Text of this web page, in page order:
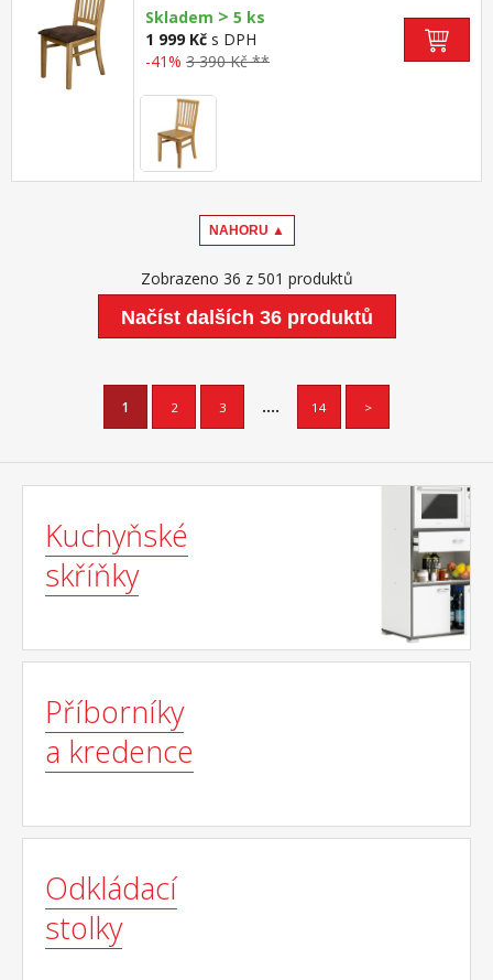
stolu 4840
Skladem > 5 ks
1 999 Kč s DPH
-41% 3 390 Kč **
NAHORU ▲
Zobrazeno 36 z 501 produktů
Načíst dalších 36 produktů
1 2 3 .... 14 >
Kuchyňské
skříňky
Příborníky
a kredence
Odkládací
stolky